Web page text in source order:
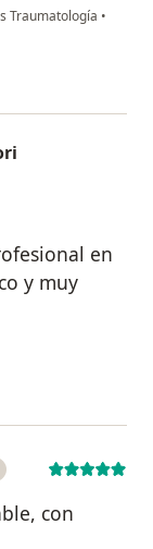
Traumatología •
en
y muy
del usuario Teresa
con